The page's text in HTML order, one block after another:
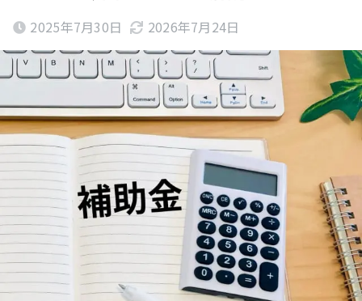
2025年7月30日 2026年7月24日